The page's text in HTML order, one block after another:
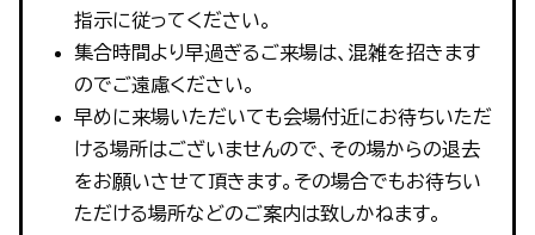
指示に従ってください。
集合時間より早過ぎるご来場は、混雑を招きます
のでご遠慮ください。
早めに来場いただいても会場付近にお待ちいただ
ける場所はございませんので、その場からの退去
をお願いさせて頂きます。その場合でもお待ちい
ただける場所などのご案内は致しかねます。